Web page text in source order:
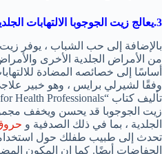
3.يعالج زيت الجوجوبا الالتهابات الجلدية
بالإضافة إلى حب الشباب ، يوفر زيت
من الأمراض الجلدية الأخرى
أساسًا إلى خصائصه المضادة
وفقًا لشيرلي برايس ، وهو خبير
زيت الجوجوبا قد يحسن ويخفف
الجلدية ، بما في ذلك الصدفية و
تحدث إلى طبيب طفلك حول
الحفاضات أيضًا. كما ان المكون